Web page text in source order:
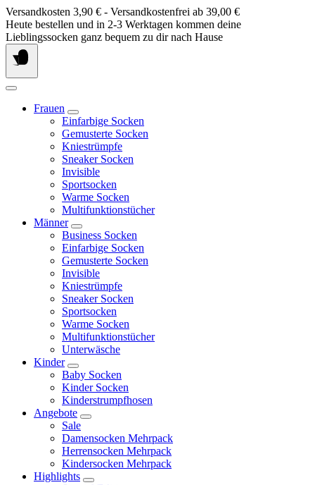
Springe
zum
Inhalt
Versandkosten 3,90 € - Versandkostenfrei ab 39,00 €
Heute bestellen und in 2-3 Werktagen kommen deine
Lieblingssocken ganz bequem zu dir nach Hause
Frauen
Einfarbige Socken
Gemusterte Socken
Kniestrümpfe
Sneaker Socken
Invisible
Sportsocken
Warme Socken
Multifunktionstücher
Männer
Business Socken
Einfarbige Socken
Gemusterte Socken
Invisible
Kniestrümpfe
Sneaker Socken
Sportsocken
Warme Socken
Multifunktionstücher
Unterwäsche
Kinder
Baby Socken
Kinder Socken
Kinderstrumpfhosen
Angebote
Sale
Damensocken Mehrpack
Herrensocken Mehrpack
Kindersocken Mehrpack
Highlights